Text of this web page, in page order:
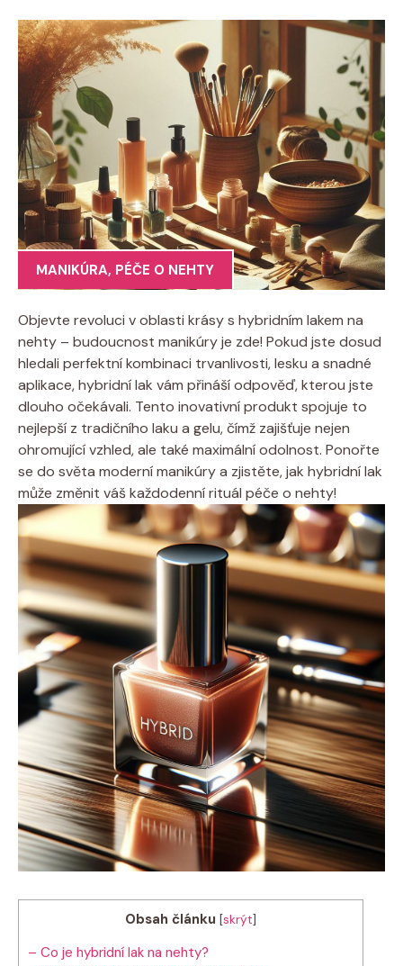
MANIKÚRA, PÉČE O NEHTY
Objevte revoluci v oblasti krásy s hybridním lakem na
nehty – budoucnost manikúry je zde! Pokud jste dosud
hledali perfektní kombinaci trvanlivosti, lesku a snadné
aplikace, hybridní lak vám přináší odpověď, kterou jste
dlouho očekávali. Tento inovativní produkt spojuje to
nejlepší z tradičního laku a gelu, čímž zajišťuje nejen
ohromující vzhled, ale také maximální odolnost. Ponořte
se do světa moderní manikúry a zjistěte, jak hybridní lak
může změnit váš každodenní rituál péče o nehty!
Obsah článku [skrýt]
– Co je hybridní lak na nehty?